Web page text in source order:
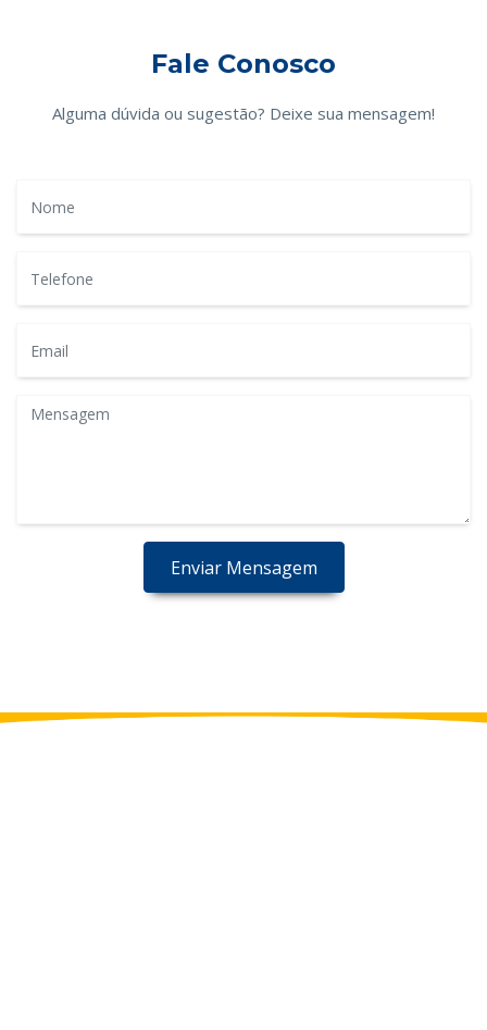
Fale Conosco
Alguma dúvida ou sugestão? Deixe sua mensagem!
Enviar Mensagem